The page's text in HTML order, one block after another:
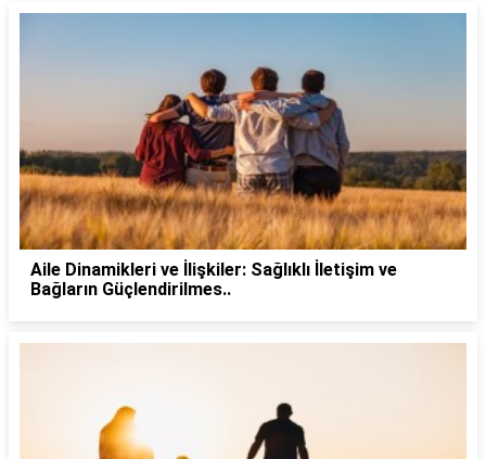
Aile Dinamikleri ve İlişkiler: Sağlıklı İletişim ve
Bağların Güçlendirilmes..